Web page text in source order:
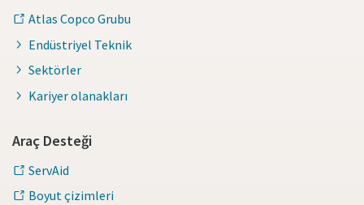
Atlas Copco Grubu
Endüstriyel Teknik
Sektörler
Kariyer olanakları
Araç Desteği
ServAid
Boyut çizimleri